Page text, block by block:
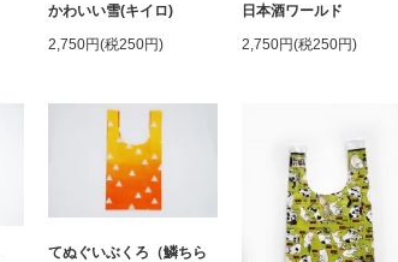
かわいい雪(キイロ)
2,750円(税250円)
日本酒ワールド
2,750円(税250円)
てぬぐいぶくろ（鱗ちら